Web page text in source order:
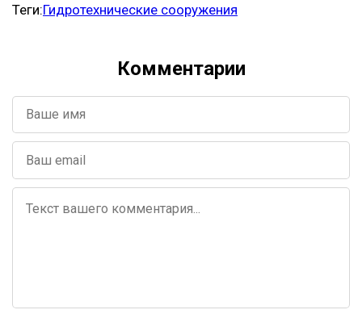
Теги:Гидротехнические сооружения
Комментарии